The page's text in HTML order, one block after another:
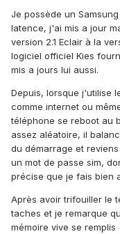
Je possède un
latence, j'ai mis a jour
version 2.1 Eclair à la
logiciel officiel Kies
mis a jours lui aussi.
Depuis, lorsque j'utilise
comme internet ou
téléphone se reboot au
assez aléatoire, il
du démarrage et
un mot de passe sim,
précise que je fais bien
Après avoir trifouiller le
taches et je remarque
mémoire vive se